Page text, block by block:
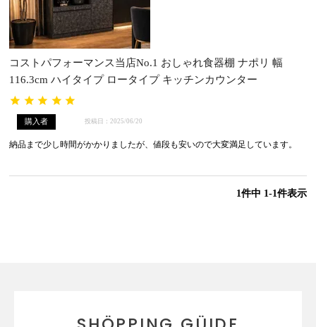
コストパフォーマンス当店No.1 おしゃれ食器棚 ナポリ 幅
116.3cm ハイタイプ ロータイプ キッチンカウンター
購入者 投稿日 2025/06/20
納品まで少し時間がかかりましたが、値段も安いので大変満足しています。
1件中 1-1件表示